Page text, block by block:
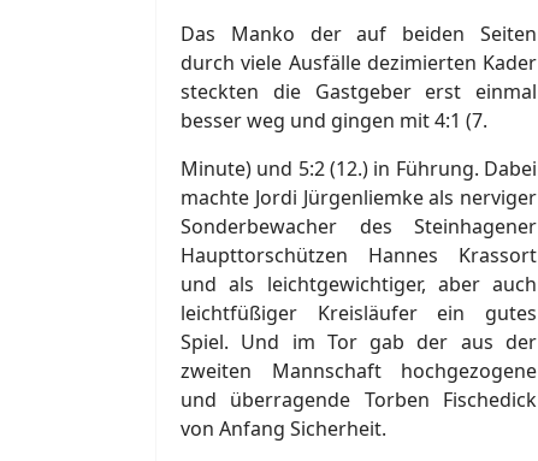
Das Manko der auf beiden Seiten
durch viele Ausfälle dezimierten Kader
steckten die Gastgeber erst einmal
besser weg und gingen mit 4:1 (7.
Minute) und 5:2 (12.) in Führung. Dabei
machte Jordi Jürgenliemke als nerviger
Sonderbewacher des Steinhagener
Haupttorschützen Hannes Krassort
und als leichtgewichtiger, aber auch
leichtfüßiger Kreisläufer ein gutes
Spiel. Und im Tor gab der aus der
zweiten Mannschaft hochgezogene
und überragende Torben Fischedick
von Anfang Sicherheit.